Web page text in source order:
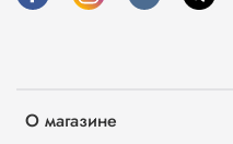
О магазине